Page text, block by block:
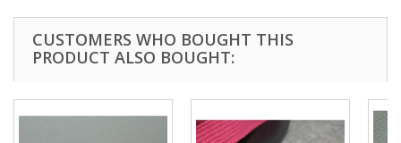
CUSTOMERS WHO BOUGHT THIS
PRODUCT ALSO BOUGHT: